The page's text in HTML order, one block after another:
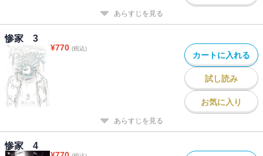
あらすじを見る
惨家 3
¥770 (税込)
カートに入れる
試し読み
お気に入り
あらすじを見る
惨家 4